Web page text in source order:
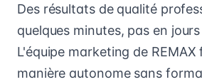
Des résultats de qualité
quelques minutes, pas en
L'équipe marketing de
manière autonome sans